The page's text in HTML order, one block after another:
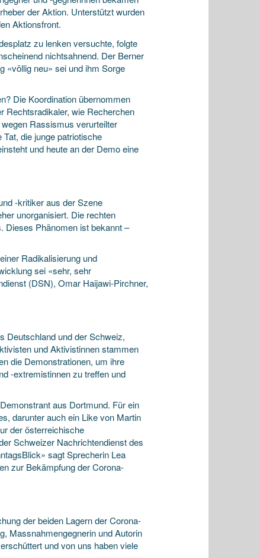
der Aktion. Unterstützt wurden
Aktionsfront.
zu lenken versuchte, folgte
nichtsahnend. Der Berner
«völlig neu» sei und ihm Sorge
Die Koordination übernommen
Rechtsradikaler, wie Recherchen
Rassismus verurteilter
die junge patriotische
und heute an der Demo eine
-kritiker aus der Szene
unorganisiert. Die rechten
Dieses Phänomen ist bekannt –
Radikalisierung und
sei «sehr, sehr
(DSN), Omar Haijawi-Pirchner,
Deutschland und der Schweiz,
und Aktivistinnen stammen
die Demonstrationen, um ihre
-extremistinnen zu treffen und
aus Dortmund. Für ein
darunter auch ein Like von Martin
der österreichische
Schweizer Nachrichtendienst des
sagt Sprecherin Lea
zur Bekämpfung der Corona-
der beiden Lagern der Corona-
Massnahmengegnerin und Autorin
und von uns haben viele